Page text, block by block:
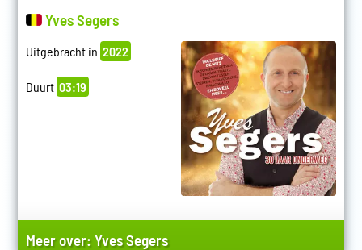
Yves Segers
Uitgebracht in 2022
Duurt 03:19
Meer over:Yves Segers